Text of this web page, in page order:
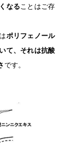
なることはご存
ポリフェノール
て、それは抗酸
です。